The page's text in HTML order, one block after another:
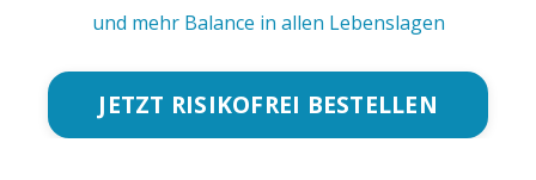
und mehr Balance in allen Lebenslagen
JETZT RISIKOFREI BESTELLEN